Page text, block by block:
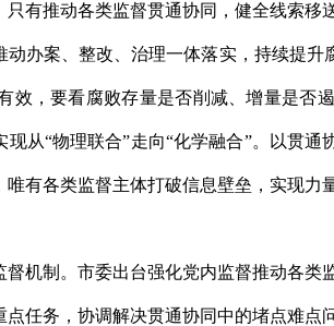
有推动各类监督贯通协同，健全线索移
办案、整改、治理一体落实，持续提升
效，要看腐败存量是否削减、增量是否
从“物理联合”走向“化学融合”。以贯通
有各类监督主体打破信息壁垒，实现力
机制。市委出台强化党内监督推动各类
任务，协调解决贯通协同中的堵点难点